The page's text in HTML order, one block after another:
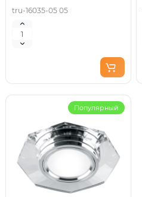
tru-16035-05 05
Популярный